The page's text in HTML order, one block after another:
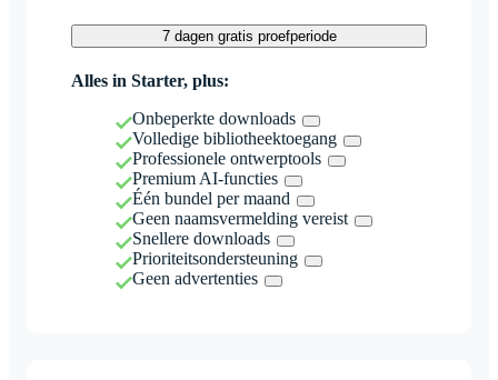
7 dagen gratis proefperiode
Alles in Starter, plus:
Onbeperkte downloads
Volledige bibliotheektoegang
Professionele ontwerptools
Premium AI-functies
Één bundel per maand
Geen naamsvermelding vereist
Snellere downloads
Prioriteitsondersteuning
Geen advertenties